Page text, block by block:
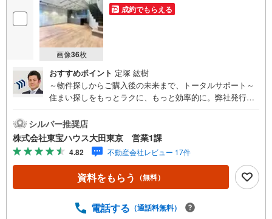
画像36枚
成約でもらえる
おすすめポイント 定塚 紘樹
～物件探しからご購入後の未来まで、トータルサポート～
住まい探しをもっとラクに、もっと効率的に。弊社発行の
辺環境のチェックまでスマホで完結。よく行く場所へのル
ートや所要時間がわかる「Door to Door機能」で、通勤・通
学時間もスムーズに検索できます。東宝ハウス大田東京で
は、物件のご紹介にとどまらず、独自の会員サービス「TO
HO HOUSE CLUB」や「未来カレンダー」を活用したライ
フプランニングを通じて、ご入居後もお客様の安心と豊か
す。 住宅ローンのご相談 FPによるライフプランのシミュ
シルバー推奨店
株式会社東宝ハウス大田東京 営業1課
4.82 不動産会社レビュー 17件
資料をもらう （無料）
電話する （通話料無料）